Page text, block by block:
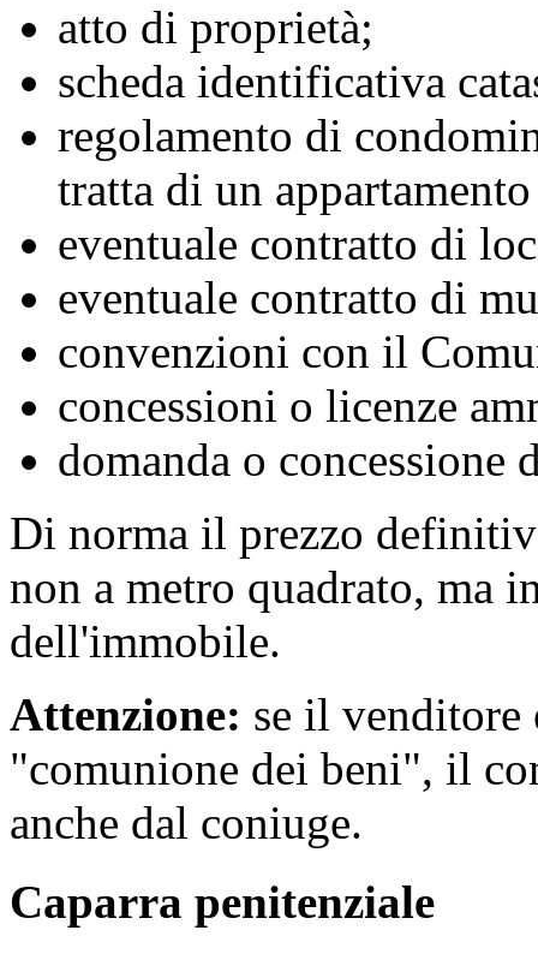
atto di proprietà;
scheda identificativa
regolamento di
tratta di un
eventuale contratto di
eventuale contratto di
convenzioni con il
concessioni o licenze
domanda o concessione
Di norma il prezzo
non a metro quadrato, ma
dell'immobile.
Attenzione: se il venditore
"comunione dei beni", il
anche dal coniuge.
Caparra penitenziale